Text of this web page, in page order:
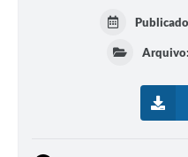
Arquivo: